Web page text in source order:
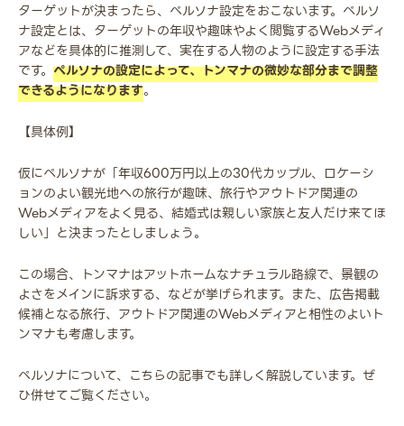
ターゲットが決まったら、ペルソナ設定をおこないます。ペルソ
ナ設定とは、ターゲットの年収や趣味やよく閲覧するWebメディ
アなどを具体的に推測して、実在する人物のように設定する手法
です。 ペルソナの設定によって、トンマナの微妙な部分まで調整
できるようになります。
【具体例】
仮にペルソナが「年収600万円以上の30代カップル、ロケーシ
ョンのよい観光地への旅行が趣味、旅行やアウトドア関連の
Webメディアをよく見る、結婚式は親しい家族と友人だけ来てほ
しい」と決まったとしましょう。
この場合、トンマナはアットホームなナチュラル路線で、景観の
よさをメインに訴求する、などが挙げられます。また、広告掲載
候補となる旅行、アウトドア関連のWebメディアと相性のよいト
ンマナも考慮します。
ペルソナについて、こちらの記事でも詳しく解説しています。ぜ
ひ併せてご覧ください。